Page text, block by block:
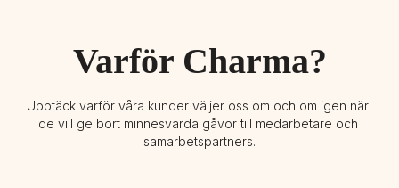
Varför Charma?
Upptäck varför våra kunder väljer oss om och om igen när
de vill ge bort minnesvärda gåvor till medarbetare och
samarbetspartners.